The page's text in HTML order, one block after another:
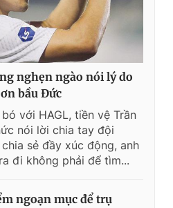
nghẹn ngào nói lý do
bầu Đức
với HAGL, tiền vệ Trần
nói lời chia tay đội
sẻ đầy xúc động, anh
đi không phải để tìm...
ngoạn mục để trụ